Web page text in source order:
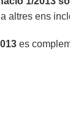
altres ens
es